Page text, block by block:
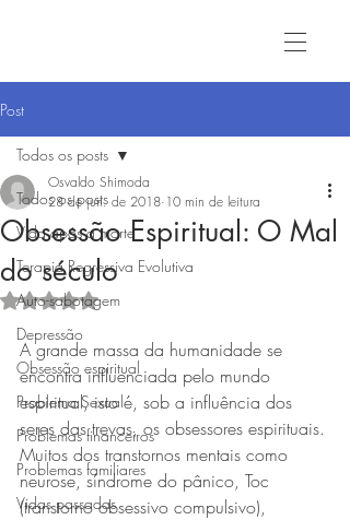
Post
Todos os posts
Vida após a morte
Terapia Regressiva Evolutiva
Auto-sabotagem
Depressão
Obsessão espiritual
Problema Sexual
Problemas financeiros
Problemas familiares
Vidas passadas
Todos os posts
Obsessão Espiritual: O Mal
do século
Osvaldo Shimoda
28 de jun. de 2018 10 min de leitura
Avaliado com NaN de 5 estrelas.
A grande massa da humanidade se
encontra influenciada pelo mundo
espiritual, isto é, sob a influência dos
seres das trevas, os obsessores espirituais.
Muitos dos transtornos mentais como
neurose, síndrome do pânico, Toc
(transtorno obsessivo compulsivo),